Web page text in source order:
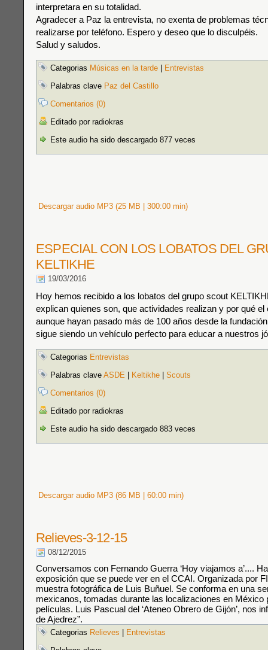
interpretara en su totalidad.
Agradecer a Paz la entrevista, no exenta de problemas
realizarse por teléfono. Espero y deseo que lo disculpéis.
Salud y saludos.
Categorias Músicas en la tarde
Entrevistas
Palabras clave Paz del Castillo
Comentarios (0)
Editado por radiokras
Este audio ha sido descargado 877 veces
Descargar audio MP3 (25 MB | 300:00 min)
ESPECIAL CON LOS LOBATOS DEL
KELTIKHE
19/03/2016
Hoy hemos recibido a los lobatos del grupo scout
explican quienes son, que actividades realizan y por qué el
aunque hayan pasado más de 100 años desde la
sigue siendo un vehículo perfecto para educar a nuestros
Categorias Entrevistas
Palabras clave ASDE Keltikhe
Scouts
Comentarios (0)
Editado por radiokras
Este audio ha sido descargado 883 veces
Descargar audio MP3 (86 MB | 60:00 min)
Relieves-3-12-15
08/12/2015
Conversamos con Fernando Guerra ‘Hoy viajamos a’....
exposición que se puede ver en el CCAI. Organizada por
muestra fotográfica de Luis Buñuel. Se conforma en una
mexicanos, tomadas durante las localizaciones en México
películas. Luis Pascual del ‘Ateneo Obrero de Gijón’, nos
de Ajedrez”.
Categorias Relieves
Entrevistas